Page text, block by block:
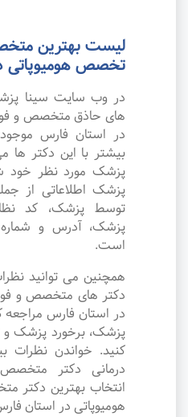
لیست بهترین
تخصص هومیوپاتی
در وب سایت سینا
های حاذق متخصص و
در استان فارس
بیشتر با این دکتر ها
پزشک مورد نظر خود
پزشک اطلاعاتی از
توسط پزشک، کد
پزشک، آدرس و
است.
همچنین می توانید
دکتر های متخصص و
در استان فارس مراجعه
پزشک، برخورد پزشک و
کنید. خواندن نظرات
درمانی دکتر
انتخاب بهترین
هومیوپاتی در استان